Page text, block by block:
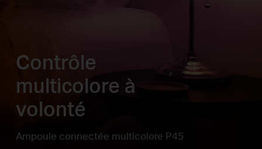
Contrôle
multicolore à
volonté
Ampoule connectée multicolore P45